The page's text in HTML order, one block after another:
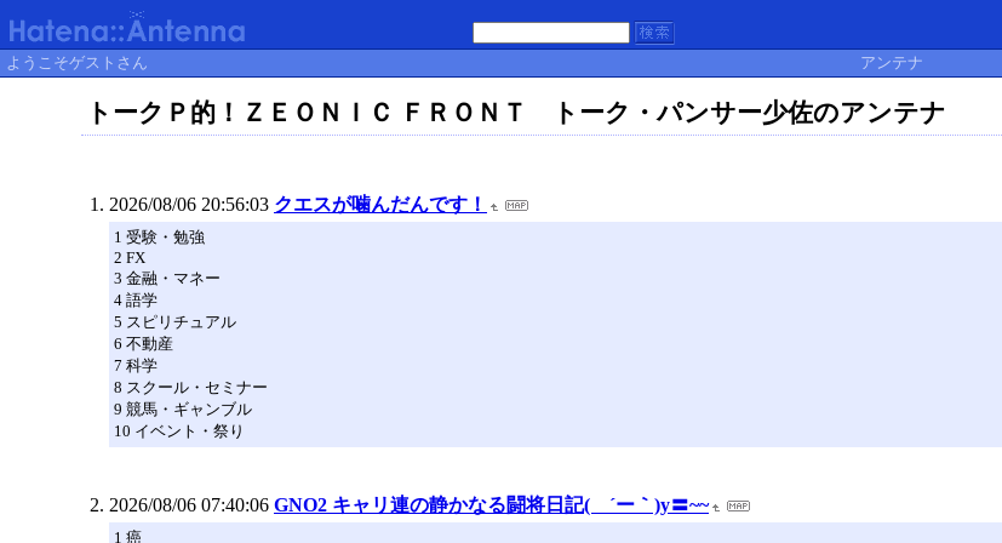
ようこそゲストさん アンテナ
トークＰ的！ＺＥＯＮＩＣ ＦＲＯＮＴ トーク・パンサー少佐のアンテナ
2026/08/06 20:56:03 クエスが噛んだんです！
1 受験・勉強
2 FX
3 金融・マネー
4 語学
5 スピリチュアル
6 不動産
7 科学
8 スクール・セミナー
9 競馬・ギャンブル
10 イベント・祭り
2026/08/06 07:40:06 GNO2 キャリ連の静かなる闘将日記( ´ー｀)y〓~~
1 癌